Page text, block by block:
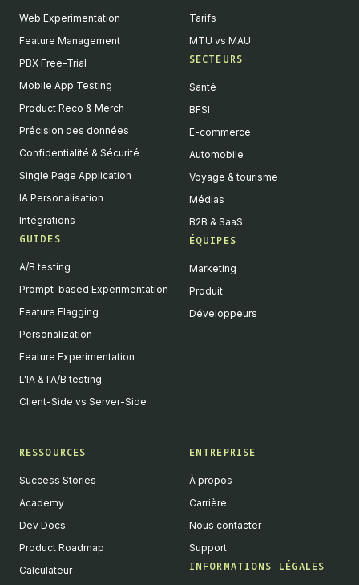
Web Experimentation
Feature Management
PBX Free-Trial
Mobile App Testing
Product Reco & Merch
Précision des données
Confidentialité & Sécurité
Single Page Application
IA Personalisation
Intégrations
GUIDES
A/B testing
Prompt-based Experimentation
Feature Flagging
Personalization
Feature Experimentation
L'IA & l'A/B testing
Client-Side vs Server-Side
Tarifs
MTU vs MAU
SECTEURS
Santé
BFSI
E-commerce
Automobile
Voyage & tourisme
Médias
B2B & SaaS
ÉQUIPES
Marketing
Produit
Développeurs
RESSOURCES
Success Stories
Academy
Dev Docs
Product Roadmap
Calculateur
ENTREPRISE
À propos
Carrière
Nous contacter
Support
INFORMATIONS LÉGALES